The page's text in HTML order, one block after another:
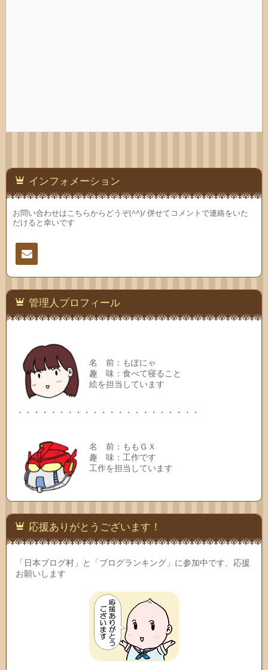
インフォメーション
お問い合わせはこちらからどうぞ(^^)/ 併せてコメントで連絡をいた
だけると幸いです
連絡
先 管理人プロフィール
名 前：もぽにゃ
趣 味：食べて寝ること
絵を担当しています
・・・・・・・・・・・・・・・・・・・・・・
名 前：ももＧＸ
趣 味：工作です
工作を担当しています
応援ありがとうございます！
「日本ブログ村」と「ブログランキング」に参加中です、応援
お願いします